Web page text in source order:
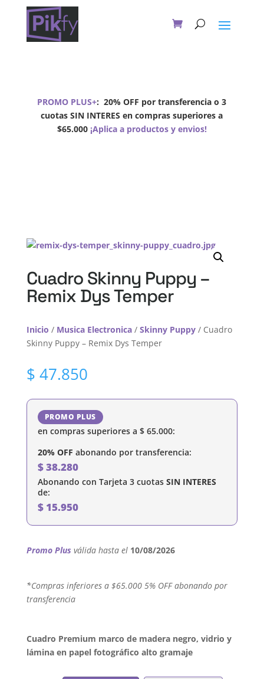
PROMO PLUS+:20% OFF por transferencia o 3
cuotas SIN INTERES en compras superiores a
$65.000¡Aplica a productos y envios!
Cuadro Skinny Puppy –
Remix Dys Temper
Inicio / Musica Electronica/ Skinny Puppy/ Cuadro
Skinny Puppy – Remix Dys Temper
$ 47.850
PROMO PLUS
en compras superiores a $65.000:
20% OFF abonando por transferencia:
$38.280
Abonando con Tarjeta 3 cuotas SIN INTERES
de:
$15.950
Promo Plus válida hasta el 10/08/2026
´*Compras inferiores a $65.000 5% OFF abonando por
transferencia
Cuadro Premium marco de madera negro, vidrio y
lámina en papel fotográfico alto gramaje